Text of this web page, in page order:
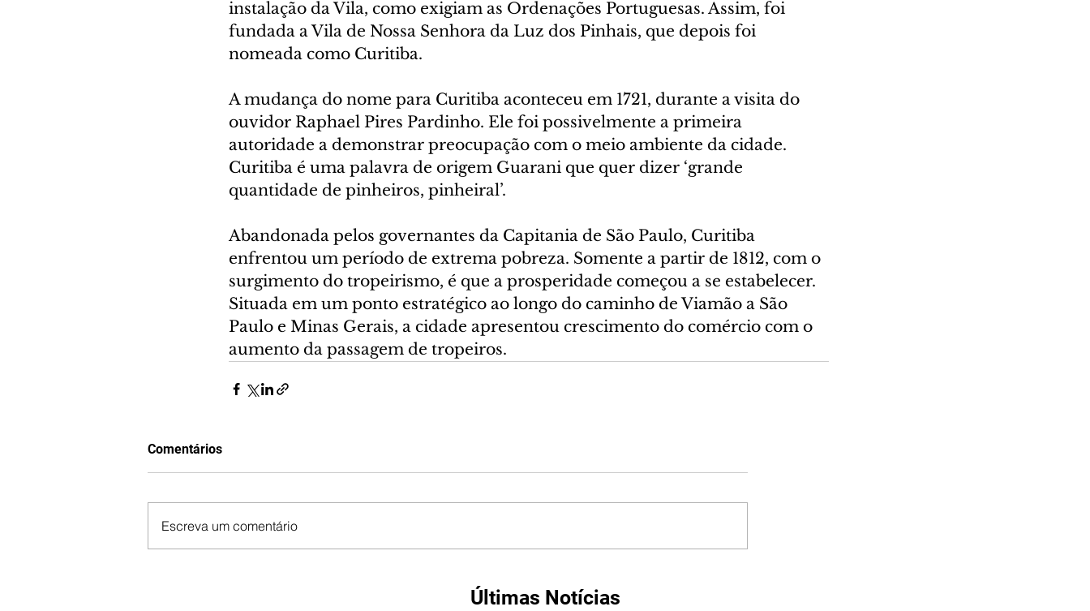
instalação da Vila, como exigiam as Ordenações Portuguesas. Assim, foi
fundada a Vila de Nossa Senhora da Luz dos Pinhais, que depois foi
nomeada como Curitiba.
A mudança do nome para Curitiba aconteceu em 1721, durante a visita do
ouvidor Raphael Pires Pardinho. Ele foi possivelmente a primeira
autoridade a demonstrar preocupação com o meio ambiente da cidade.
Curitiba é uma palavra de origem Guarani que quer dizer ‘grande
quantidade de pinheiros, pinheiral’.
Abandonada pelos governantes da Capitania de São Paulo, Curitiba
enfrentou um período de extrema pobreza. Somente a partir de 1812, com o
surgimento do tropeirismo, é que a prosperidade começou a se estabelecer.
Situada em um ponto estratégico ao longo do caminho de Viamão a São
Paulo e Minas Gerais, a cidade apresentou crescimento do comércio com o
aumento da passagem de tropeiros.
Comentários
Escreva um comentário
Últimas Notícias